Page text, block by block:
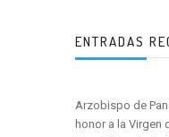
ENTRADAS
Arzobispo de
honor a la Virgen